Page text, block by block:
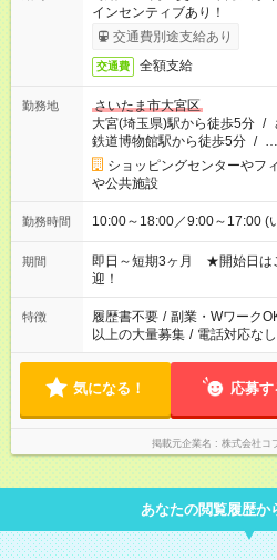
インセンティブあり！
交通費別途支給あり
交通費 全額支給
勤務地
さいたま市大宮区
大宮(埼玉県)駅から徒歩5分 /
鉄道博物館駅から徒歩5分 / …
ショッピングセンターやフ
や公共施設
勤務時間 10:00～18:00／9:00～17:00 (
期間
即日～短期3ヶ月 ★開始日は
迎！
特徴 履歴書不要 / 副業・Wワーク
以上の大量募集 / 電話対応なし
気になる！ 応募す
掲載元企業名 株式会社コ
あなたの閲覧履歴か